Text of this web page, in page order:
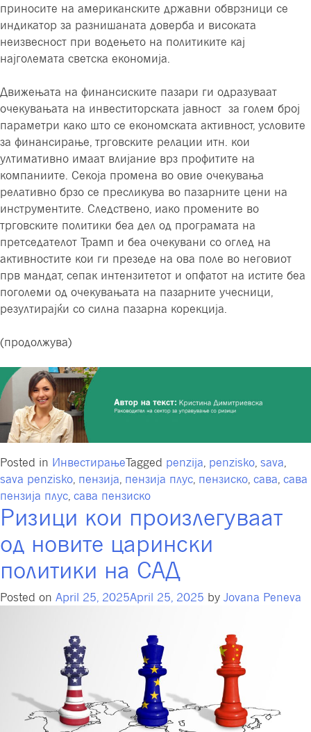
приносите на американските државни обврзници се
индикатор за разнишаната доверба и високата
неизвесност при водењето на политиките кај
најголемата светска економија.
Движењата на финансиските пазари ги одразуваат
очекувањата на инвеститорската јавност за голем број
параметри како што се економската активност, условите
за финансирање, трговските релации итн. кои
ултимативно имаат влијание врз профитите на
компаниите. Секоја промена во овие очекувања
релативно брзо се пресликува во пазарните цени на
инструментите. Следствено, иако промените во
трговските политики беа дел од програмата на
претседателот Трамп и беа очекувани со оглед на
активностите кои ги презеде на ова поле во неговиот
прв мандат, сепак интензитетот и опфатот на истите беа
поголеми од очекувањата на пазарните учесници,
резултирајќи со силна пазарна корекција.
(продолжува)
Posted in ИнвестирањеTagged penzija, penzisko, sava,
sava penzisko, пензија, пензија плус, пензиско, сава, сава
пензија плус, сава пензиско
Ризици кои произлегуваат
од новите царински
политики на САД
Posted on April 25, 2025April 25, 2025 by Jovana Peneva